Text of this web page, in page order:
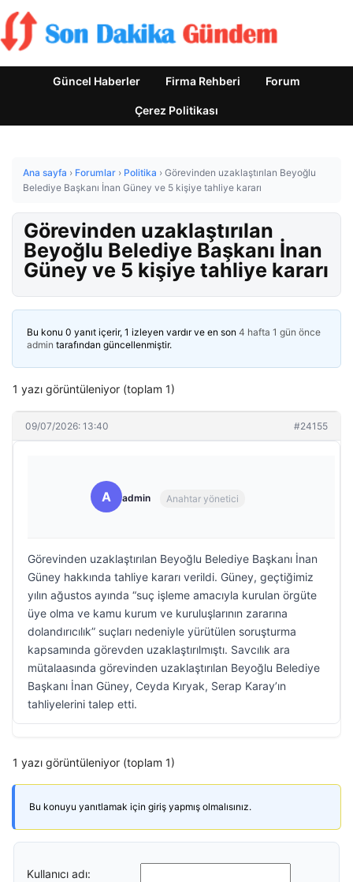
Güncel Haberler Firma Rehberi Forum
Çerez Politikası
Ana sayfa › Forumlar › Politika › Görevinden uzaklaştırılan Beyoğlu
Belediye Başkanı İnan Güney ve 5 kişiye tahliye kararı
Görevinden uzaklaştırılan
Beyoğlu Belediye Başkanı İnan
Güney ve 5 kişiye tahliye kararı
Bu konu 0 yanıt içerir, 1 izleyen vardır ve en son 4 hafta 1 gün önce
admin tarafından güncellenmiştir.
1 yazı görüntüleniyor (toplam 1)
09/07/2026: 13:40 #24155
A admin Anahtar yönetici
Görevinden uzaklaştırılan Beyoğlu Belediye Başkanı İnan
Güney hakkında tahliye kararı verildi. Güney, geçtiğimiz
yılın ağustos ayında “suç işleme amacıyla kurulan örgüte
üye olma ve kamu kurum ve kuruluşlarının zararına
dolandırıcılık” suçları nedeniyle yürütülen soruşturma
kapsamında görevden uzaklaştırılmıştı. Savcılık ara
mütalaasında görevinden uzaklaştırılan Beyoğlu Belediye
Başkanı İnan Güney, Ceyda Kıryak, Serap Karay’ın
tahliyelerini talep etti.
1 yazı görüntüleniyor (toplam 1)
Bu konuyu yanıtlamak için giriş yapmış olmalısınız.
Kullanıcı adı: